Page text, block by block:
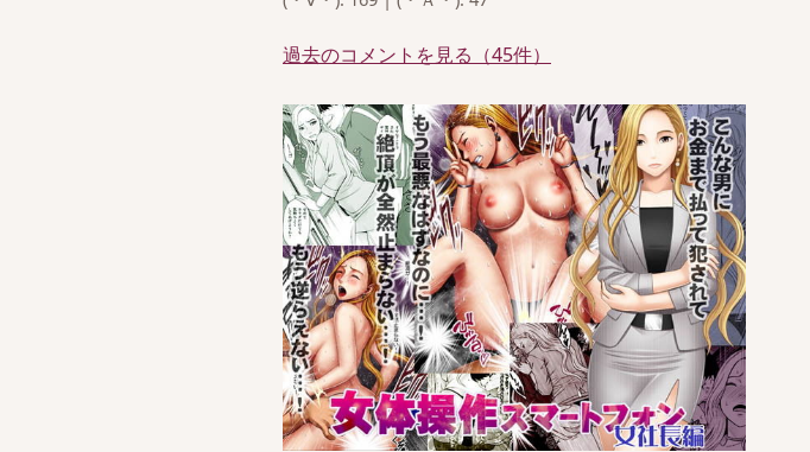
過去のコメントを見る（45件）